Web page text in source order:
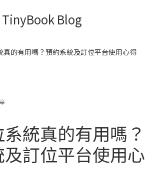
TinyBook Blog
真的有用嗎？預約系統及訂位平台使用心得
統真的有用嗎？
訂位平台使用心